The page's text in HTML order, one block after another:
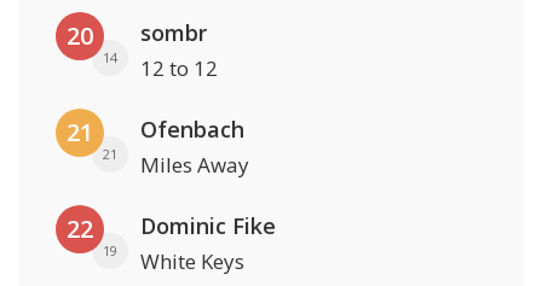
20
14
sombr
12 to 12
21
21
Ofenbach
Miles Away
22
19
Dominic Fike
White Keys